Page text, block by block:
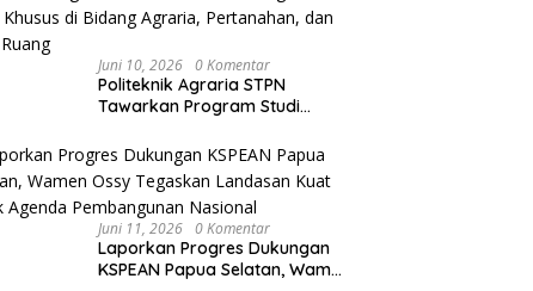
Juni 10, 2026 0 Komentar
Politeknik Agraria STPN
Tawarkan Program Studi
Pertanahan, dan Tata Ruang
Juni 11, 2026 0 Komentar
Laporkan Progres Dukungan
KSPEAN Papua Selatan, Wamen